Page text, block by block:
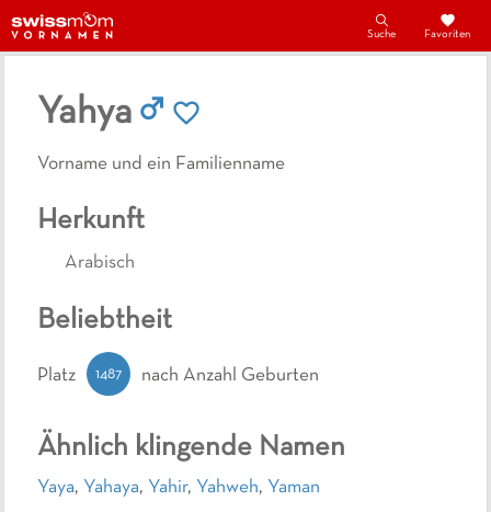
Suche Favoriten
Yahya
Vorname und ein Familienname
Herkunft
Arabisch
Ähnlich klingende Namen
Yaya, Yahaya, Yahir, Yahweh, Yaman
Beliebtheit
Platz 1487 nach Anzahl Geburten